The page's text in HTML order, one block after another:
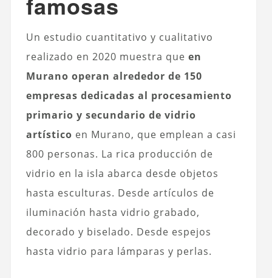
Un estudio cuantitativo y cualitativo
realizado en 2020 muestra que en
Murano operan alrededor de 150
empresas dedicadas al procesamiento
primario y secundario de vidrio
artístico en Murano, que emplean a casi
800 personas. La rica producción de
vidrio en la isla abarca desde objetos
hasta esculturas. Desde artículos de
iluminación hasta vidrio grabado,
decorado y biselado. Desde espejos
hasta vidrio para lámparas y perlas.